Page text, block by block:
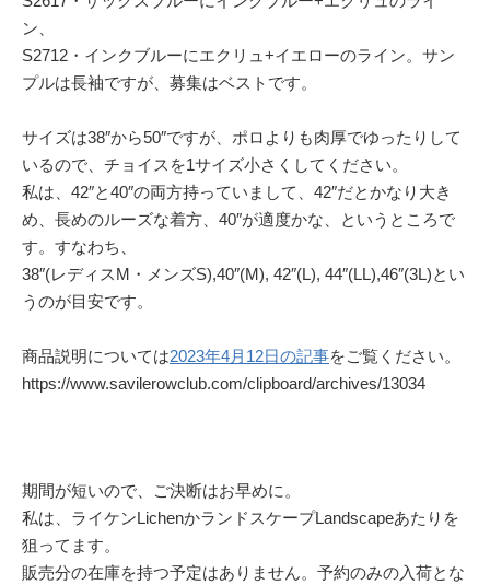
ン、
S2712・インクブルーにエクリュ+イエローのライン。サン
プルは長袖ですが、募集はベストです。
サイズは38″から50″ですが、ポロよりも肉厚でゆったりして
いるので、チョイスを1サイズ小さくしてください。
私は、42″と40″の両方持っていまして、42″だとかなり大き
め、長めのルーズな着方、40″が適度かな、というところで
す。すなわち、
38″(レディスM・メンズS),40″(M), 42″(L), 44″(LL),46″(3L)とい
うのが目安です。
商品説明については2023年4月12日の記事をご覧ください。
https://www.savilerowclub.com/clipboard/archives/13034
期間が短いので、ご決断はお早めに。
私は、ライケンLichenかランドスケープLandscapeあたりを
狙ってます。
販売分の在庫を持つ予定はありません。予約のみの入荷とな